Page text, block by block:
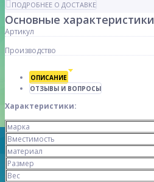
ПОДРОБНЕЕ О ДОСТАВКЕ
Основные характеристики
Артикул
Производство
ОПИСАНИЕ
ОТЗЫВЫ И ВОПРОСЫ
Характеристики:
марка
Вместимость
материал
Размер
Вес